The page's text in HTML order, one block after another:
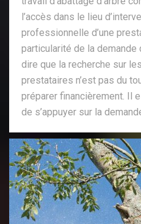
l’accès dans le lieu
professionnelle d’une
particularité de la
dire que la recherche sur
prestataires n’est pas du
préparer financièrement. Il
de s’appuyer sur la